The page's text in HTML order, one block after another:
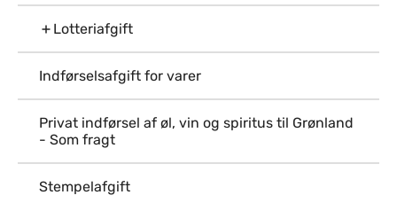
Lotteriafgift
Indførselsafgift for varer
Privat indførsel af øl, vin og spiritus til Grønland
- Som fragt
Stempelafgift